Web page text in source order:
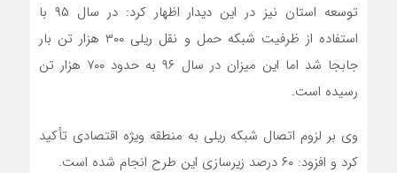
توسعه استان نیز در این دیدار اظهار کرد: در سال ۹۵ با
استفاده از ظرفیت شبکه حمل و نقل ریلی ۳۰۰ هزار تن بار
جابجا شد اما این میزان در سال ۹۶ به حدود ۷۰۰ هزار تن
رسیده است.
وی بر لزوم اتصال شبکه ریلی به منطقه ویژه اقتصادی تأکید
کرد و افزود: ۶۰ درصد زیرسازی این طرح انجام شده است.